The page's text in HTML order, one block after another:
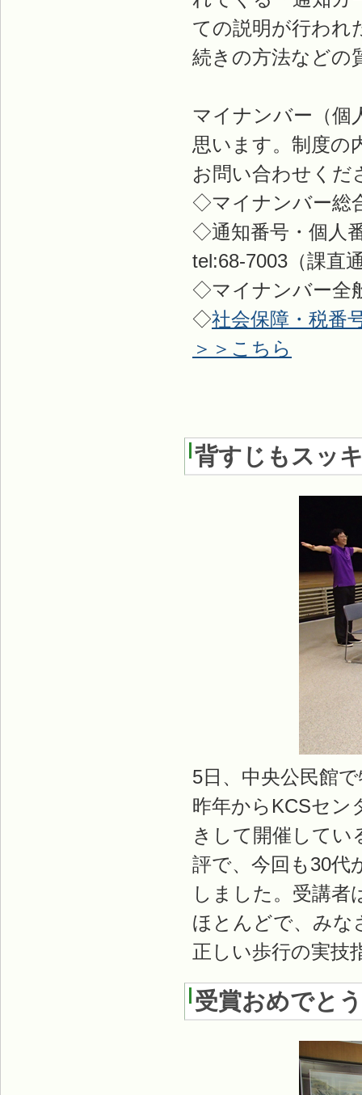
ての説明が行われ
続きの方法などの
マイナンバー（個
思います。制度の
お問い合わせくだ
◇マイナンバー総
◇通知番号・個人
tel:68-7003（課直
◇マイナンバー全
◇社会保障・税番
＞＞こちら
背すじもスッ
5日、中央公民館
昨年からKCSセン
きして開催してい
評で、今回も30代
しました。受講
ほとんどで、みな
正しい歩行の実技
受賞おめでと